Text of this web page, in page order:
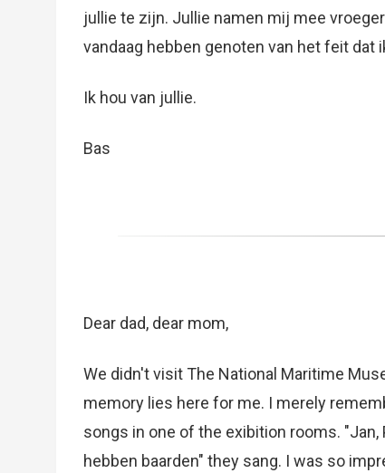
jullie te zijn. Jullie namen mij mee
vandaag hebben genoten van het feit dat
Ik hou van jullie.
Bas
Dear dad, dear mom,
We didn't visit The National Maritime
memory lies here for me. I merely
songs in one of the exibition rooms. "Jan,
hebben baarden" they sang. I was so